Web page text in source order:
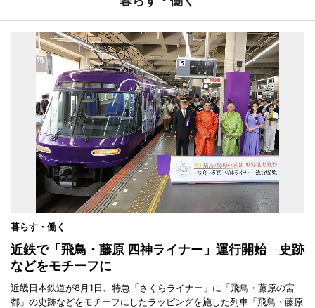
暮らす・働く
近鉄で「飛鳥・藤原 四神ライナー」運行開始 史跡
などをモチーフに
近畿日本鉄道が8月1日、特急「さくらライナー」に「飛鳥・藤原の宮
都」の史跡などをモチーフにしたラッピングを施した列車「飛鳥・藤原